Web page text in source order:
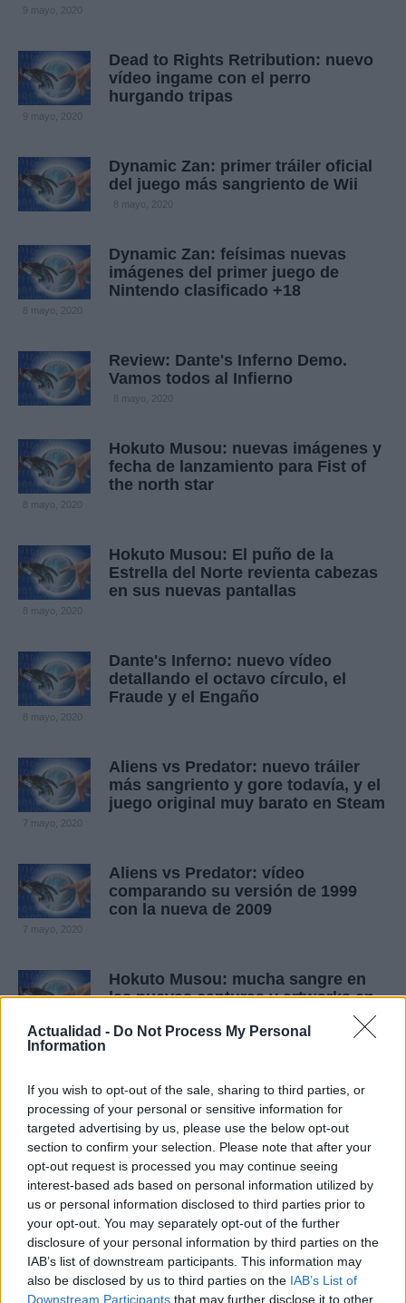
Actualidad - Do Not Process My Personal
Information
If you wish to opt-out of the sale, sharing to third parties, or
processing of your personal or sensitive information for
targeted advertising by us, please use the below opt-out
section to confirm your selection. Please note that after your
opt-out request is processed you may continue seeing
interest-based ads based on personal information utilized by
us or personal information disclosed to third parties prior to
your opt-out. You may separately opt-out of the further
disclosure of your personal information by third parties on the
IAB’s list of downstream participants. This information may
also be disclosed by us to third parties on the IAB’s List of
Downstream Participants that may further disclose it to other
9 mayo, 2020
Dead to Rights Retribution: nuevo
vídeo ingame con el perro
hurgando tripas
9 mayo, 2020
Dynamic Zan: primer tráiler oficial
del juego más sangriento de Wii
8 mayo, 2020
Dynamic Zan: feísimas nuevas
imágenes del primer juego de
Nintendo clasificado +18
8 mayo, 2020
Review: Dante's Inferno Demo.
Vamos todos al Infierno
8 mayo, 2020
Hokuto Musou: nuevas imágenes y
fecha de lanzamiento para Fist of
the north star
8 mayo, 2020
Hokuto Musou: El puño de la
Estrella del Norte revienta cabezas
en sus nuevas pantallas
8 mayo, 2020
Dante's Inferno: nuevo vídeo
detallando el octavo círculo, el
Fraude y el Engaño
8 mayo, 2020
Aliens vs Predator: nuevo tráiler
más sangriento y gore todavía, y el
juego original muy barato en Steam
7 mayo, 2020
Aliens vs Predator: vídeo
comparando su versión de 1999
con la nueva de 2009
7 mayo, 2020
Hokuto Musou: mucha sangre en
las nuevas capturas y artworks en
7 mayo, 2020
Hokuto Musou: más capturas de
pantalla del nuevo juego de El Puño
de la Estrella del Norte
7 mayo, 2020
Zangeki No Reginleiv: vídeo de los
9 primeros minutos de juego
7 mayo, 2020
Hokuto Musou: una nueva juventud
en Japón y más capturas de